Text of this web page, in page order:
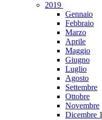
2019
Gennaio
Febbraio
Marzo
Aprile
Maggio
Giugno
Luglio
Agosto
Settembre
Ottobre
Novembre
Dicembre 1